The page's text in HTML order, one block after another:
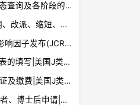
最新|美国J1签证状态查询及各阶段的含义
2025年版|CSC延期、改派、缩短、放弃等最新规定
2025最新SCI期刊影响因子发布(JCR2024)（含Top600榜单）
2025年最新DS160表的填写|美国J类签证教程（三）
2025年最新预约签证及缴费|美国J类签证教程（四）
2026年CSC访问学者、博士后申请|评审标准细则分析及建议